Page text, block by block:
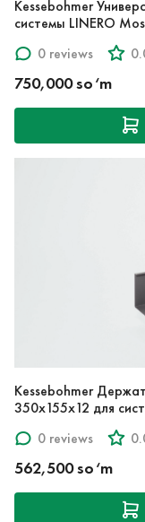
Kessebohmer
системы LINERO
0 reviews
750,000 so‘m
Kessebohmer
350x155x12 для
0 reviews
562,500 so‘m